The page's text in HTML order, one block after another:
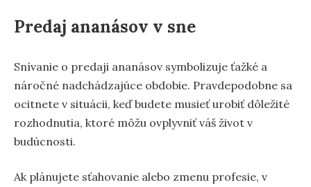
Predaj ananásov v sne
Snívanie o predaji ananásov symbolizuje ťažké a
náročné nadchádzajúce obdobie. Pravdepodobne sa
ocitnete v situácii, keď budete musieť urobiť dôležité
rozhodnutia, ktoré môžu ovplyvniť váš život v
budúcnosti.
Ak plánujete sťahovanie alebo zmenu profesie, v